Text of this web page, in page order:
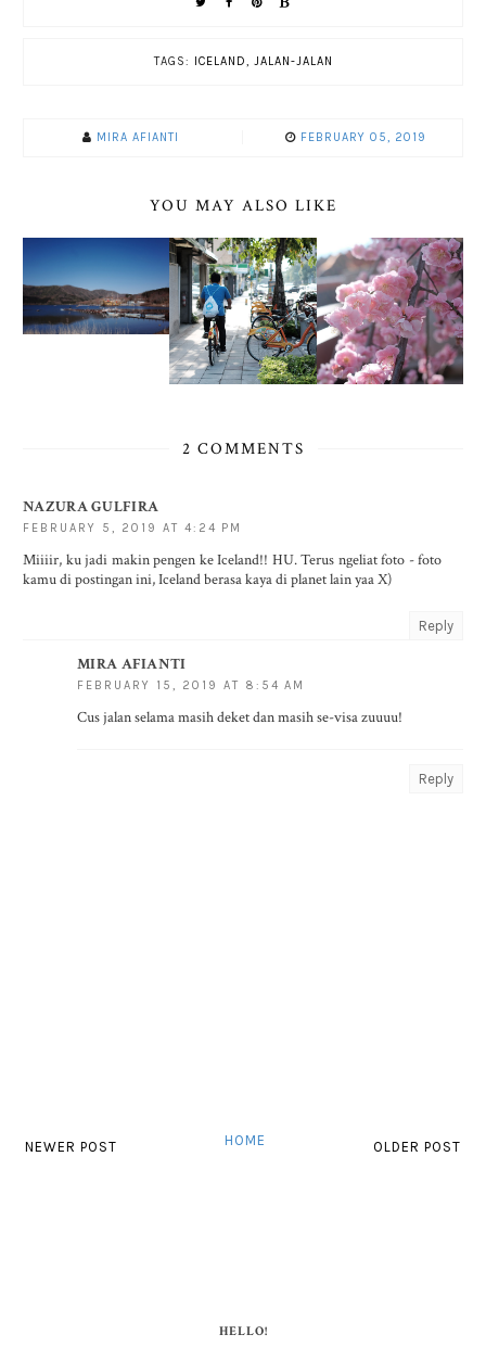
TAGS: ICELAND JALAN-JALAN
MIRA AFIANTI FEBRUARY 05, 2019
YOU MAY ALSO LIKE
2 COMMENTS
NAZURA GULFIRA
FEBRUARY 5, 2019 AT 4:24 PM
Miiiir, ku jadi makin pengen ke Iceland!! HU. Terus ngeliat foto - foto
kamu di postingan ini, Iceland berasa kaya di planet lain yaa X)
Reply
MIRA AFIANTI
FEBRUARY 15, 2019 AT 8:54 AM
Cus jalan selama masih deket dan masih se-visa zuuuu!
Reply
NEWER POST OLDER POST
HOME
HELLO!